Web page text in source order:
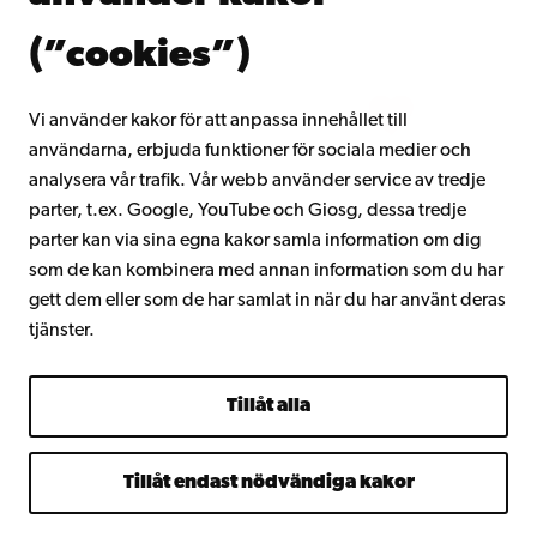
(”cookies”)
Vi använder kakor för att anpassa innehållet till
användarna, erbjuda funktioner för sociala medier och
analysera vår trafik. Vår webb använder service av tredje
parter, t.ex. Google, YouTube och Giosg, dessa tredje
parter kan via sina egna kakor samla information om dig
som de kan kombinera med annan information som du har
gett dem eller som de har samlat in när du har använt deras
tjänster.
Tillåt alla
Tillåt endast nödvändiga kakor
Intranätet
Facebook InstagramYouTube LinkedIn Blog Snapchat